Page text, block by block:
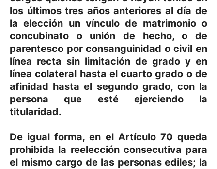
los últimos tres años anteriores al día de
la elección un vínculo de matrimonio o
concubinato o unión de hecho, o de
parentesco por consanguinidad o civil en
línea recta sin limitación de grado y en
línea colateral hasta el cuarto grado o de
afinidad hasta el segundo grado, con la
persona que esté ejerciendo la
titularidad.
De igual forma, en el Artículo 70 queda
prohibida la reelección consecutiva para
el mismo cargo de las personas ediles; la